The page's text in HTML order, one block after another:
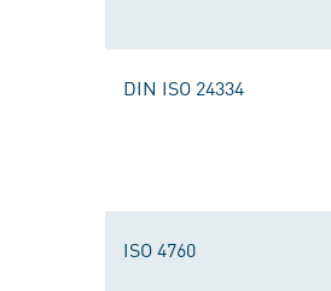
DIN ISO 24334
ISO 4760